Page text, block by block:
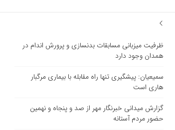
ظرفیت میزبانی مسابقات بدنسازی و پرورش اندام در
همدان وجود دارد
سمیعیان: پیشگیری تنها راه مقابله با بیماری مرگبار
هاری است
گزارش میدانی خبرنگار مهر از صد و پنجاه و نهمین
حضور مردم آستانه